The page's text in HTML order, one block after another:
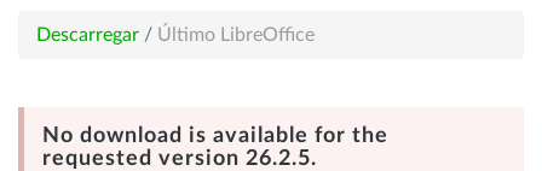
Descarregar / Último LibreOffice
No download is available for the
requested version 26.2.5.